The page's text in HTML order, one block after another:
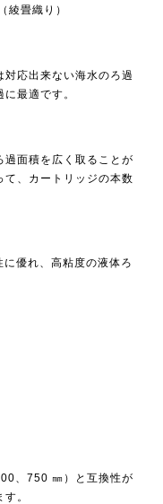
綾畳織り）
応出来ない海水のろ過
最適です。
過面積を広く取ることが
て、カートリッジの本数
優れ、高粘度の液体ろ
、750 ㎜）と互換性が
。